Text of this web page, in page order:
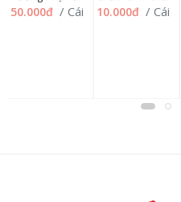
mẫu
50.000đ / Cái
Nơ đen
10.000đ / Cái